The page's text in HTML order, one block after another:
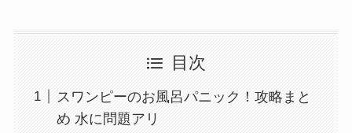
目次
スワンピーのお風呂パニック！攻略まと
め 水に問題アリ